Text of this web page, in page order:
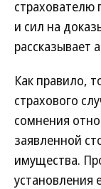
страхователю
и сил на
рассказывает
Как правило,
страхового
сомнения
заявленной
имущества.
установления